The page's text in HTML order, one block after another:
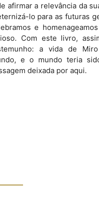
afirmar a relevância da
lo para as futuras
e
Com este livro,
a vida de
e o mundo teria
deixada por aqui.